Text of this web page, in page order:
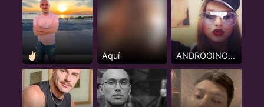
✌🏻 Aquí ANDROGINO FEMENINO